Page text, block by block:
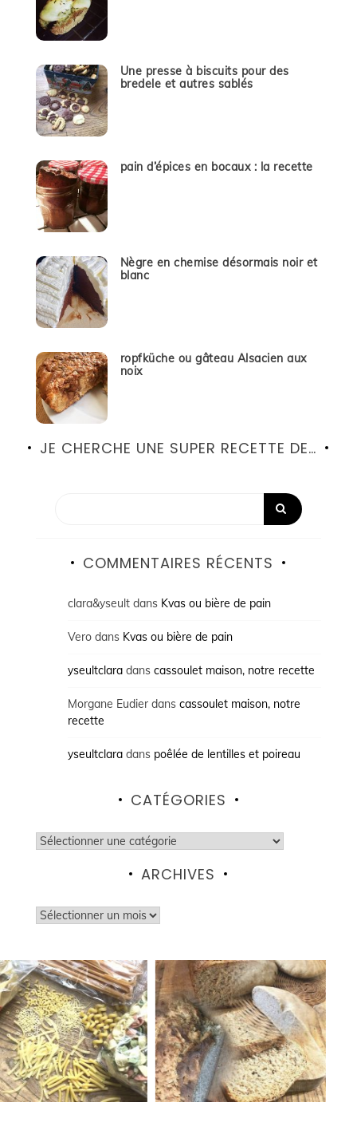
Une presse à biscuits pour des
bredele et autres sablés
pain d’épices en bocaux : la recette
Nègre en chemise désormais noir et
blanc
ropfküche ou gâteau Alsacien aux
noix
JE CHERCHE UNE SUPER RECETTE DE…
COMMENTAIRES RÉCENTS
clara&yseultdans Kvas ou bière de pain
Verodans Kvas ou bière de pain
yseultclaradans cassoulet maison, notre recette
Morgane Eudierdans cassoulet maison, notre
recette
yseultclaradans poêlée de lentilles et poireau
CATÉGORIES
Catégories
ARCHIVES
Archives